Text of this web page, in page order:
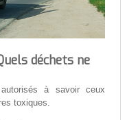
déchets ne
à savoir ceux
toxiques.